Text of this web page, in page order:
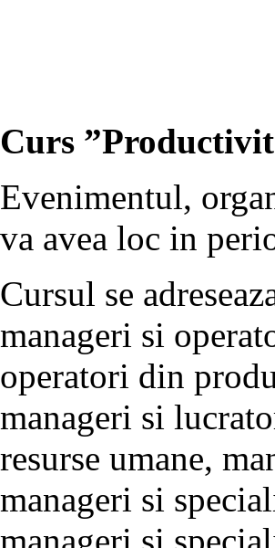
Curs
Evenimentul,
va avea loc in
Cursul se
manageri si
operatori din
manageri si
resurse umane,
manageri si
manageri si